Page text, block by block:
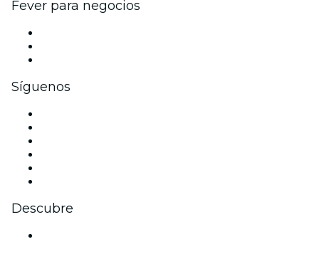
Fever para negocios
Síguenos
Descubre